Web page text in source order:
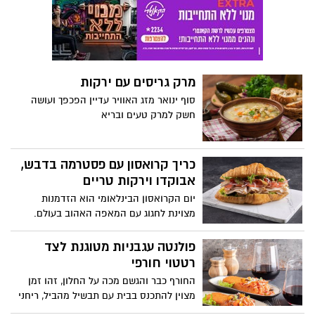
המבוססת על רוטב עגבניות עמוק בטעמיו,
בשילוב זיתים, צלפים ואנשובי, היוצרים מנה
מלאת אופי, מענגת וטעימה. ביום שבו חוגגים
רומנטיקה, מציעה פרימור להפוך את הארוחה
שמחברת בין לבבות דרך טעמים, לשתף
צלחת, להרים כוס יין ולהתמסר לרגעים של
קרבה ואהבה.
מרק גריסים עם ירקות
סוף ינואר מזג האוויר עדיין הפכפך ועושה
חשק למרק טעים ובריא
כריך קרואסון עם פסטרמה בדבש,
אבוקדו וירקות טריים
יום הקרואסון הבינלאומי הוא הזדמנות
מצוינת לחגוג עם המאפה האהוב בעולם.
חברת "יחיעם" מגישה מתכון לכריך עשיר
בטעמים עם טוויסט מפנק במיוחד: כריך
קרואסון עם פסטרמה בדבש, אבוקדו וירקות
דקות במיוחד של פסטרמה בדבש דק-דק
מבית יחיעם, אליהם מצטרפים אבוקדו וירקות
פולנטה עגבניות מטוגנת לצד
רטטוי חורפי
החורף כבר והגשם מכה על החלון, זהו זמן
מצוין להתכנס בבית עם תבשיל מהביל, ריחני
ומנחם. חברת פרימור, יצרנית המיצים